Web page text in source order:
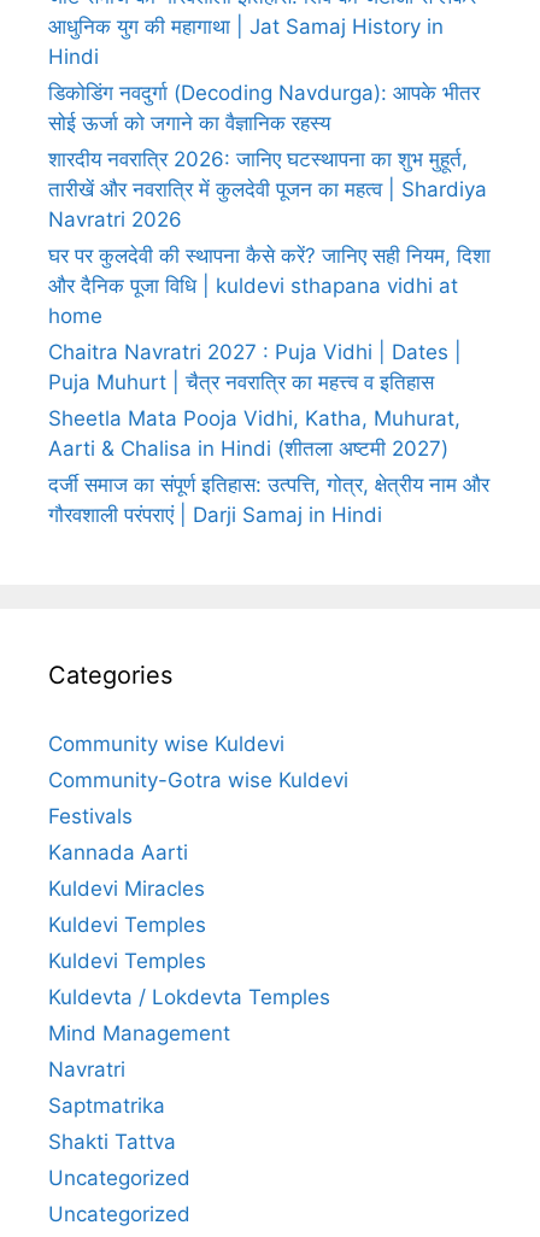
आधुनिक युग की महागाथा | Jat Samaj History in
Hindi
डिकोडिंग नवदुर्गा (Decoding Navdurga): आपके भीतर
सोई ऊर्जा को जगाने का वैज्ञानिक रहस्य
शारदीय नवरात्रि 2026: जानिए घटस्थापना का शुभ मुहूर्त,
तारीखें और नवरात्रि में कुलदेवी पूजन का महत्व | Shardiya
Navratri 2026
घर पर कुलदेवी की स्थापना कैसे करें? जानिए सही नियम, दिशा
और दैनिक पूजा विधि | kuldevi sthapana vidhi at
home
Chaitra Navratri 2027 : Puja Vidhi | Dates |
Puja Muhurt | चैत्र नवरात्रि का महत्त्व व इतिहास
Sheetla Mata Pooja Vidhi, Katha, Muhurat,
Aarti & Chalisa in Hindi (शीतला अष्टमी 2027)
दर्जी समाज का संपूर्ण इतिहास: उत्पत्ति, गोत्र, क्षेत्रीय नाम और
गौरवशाली परंपराएं | Darji Samaj in Hindi
Categories
Community wise Kuldevi
Community-Gotra wise Kuldevi
Festivals
Kannada Aarti
Kuldevi Miracles
Kuldevi Temples
Kuldevi Temples
Kuldevta / Lokdevta Temples
Mind Management
Navratri
Saptmatrika
Shakti Tattva
Uncategorized
Uncategorized